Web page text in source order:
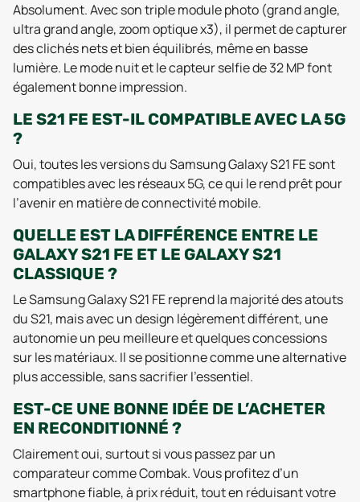
Absolument. Avec son triple module photo (grand angle,
ultra grand angle, zoom optique x3), il permet de capturer
des clichés nets et bien équilibrés, même en basse
lumière. Le mode nuit et le capteur selfie de 32 MP font
également bonne impression.
LE S21 FE EST-IL COMPATIBLE AVEC LA 5G
?
Oui, toutes les versions du Samsung Galaxy S21 FE sont
compatibles avec les réseaux 5G, ce qui le rend prêt pour
l’avenir en matière de connectivité mobile.
QUELLE EST LA DIFFÉRENCE ENTRE LE
GALAXY S21 FE ET LE GALAXY S21
CLASSIQUE ?
Le Samsung Galaxy S21 FE reprend la majorité des atouts
du S21, mais avec un design légèrement différent, une
autonomie un peu meilleure et quelques concessions
sur les matériaux. Il se positionne comme une alternative
plus accessible, sans sacrifier l’essentiel.
EST-CE UNE BONNE IDÉE DE L’ACHETER
EN RECONDITIONNÉ ?
Clairement oui, surtout si vous passez par un
comparateur comme Combak. Vous profitez d’un
smartphone fiable, à prix réduit, tout en réduisant votre